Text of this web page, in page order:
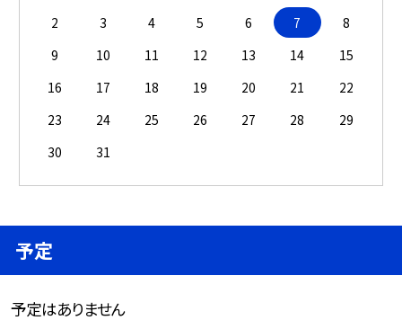
2
3 4 5 6 7
8
9
10 11 12 13 14
15
16
17 18 19 20 21
22
23
24 25 26 27 28
29
30
31
予定
予定はありません